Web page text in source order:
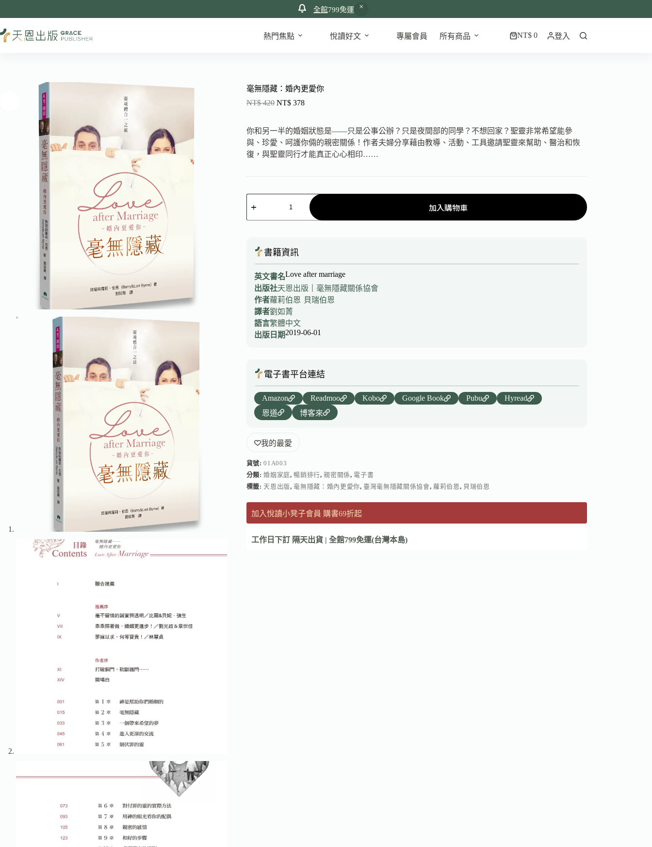
全館799免運
熱門焦點 悅讀好文 專屬會員 所有商品 NT$0 登入
毫無隱藏：婚內更愛你
NT$420 NT$378
你和另一半的婚姻狀態是——只是公事公辦？只是夜間部的同學？不想回家？聖靈非常希望能參
與、珍愛、呵護你倆的親密關係！作者夫婦分享藉由教導、活動、工具邀請聖靈來幫助、醫治和恢
復，與聖靈同行才能真正心心相印……
加入購物車
書籍資訊
英文書名Love after marriage
出版社天恩出版
毫無隱藏關係協會
作者蘿莉伯恩 貝瑞伯恩
譯者劉如菁
語言繁體中文
出版日期2019-06-01
電子書平台連結
Amazon Readmoo Kobo Google Book Pubu
Hyread
恩道
博客來
我的最愛
貨號:01A003
分類:婚姻家庭,暢銷排行,親密關係, 電子書
標籤: 天恩出版,毫無隱藏：婚內更愛你, 臺灣毫無隱藏關係協會, 蘿莉伯恩, 貝瑞伯恩
加入悅讀小凳子會員 購書69折起
工作日下訂 隔天出貨 | 全館799免運(台灣本島)